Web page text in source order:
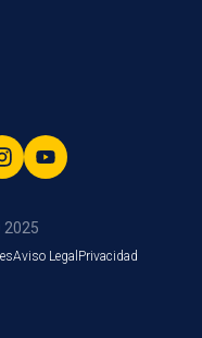
2025
Aviso Legal Privacidad